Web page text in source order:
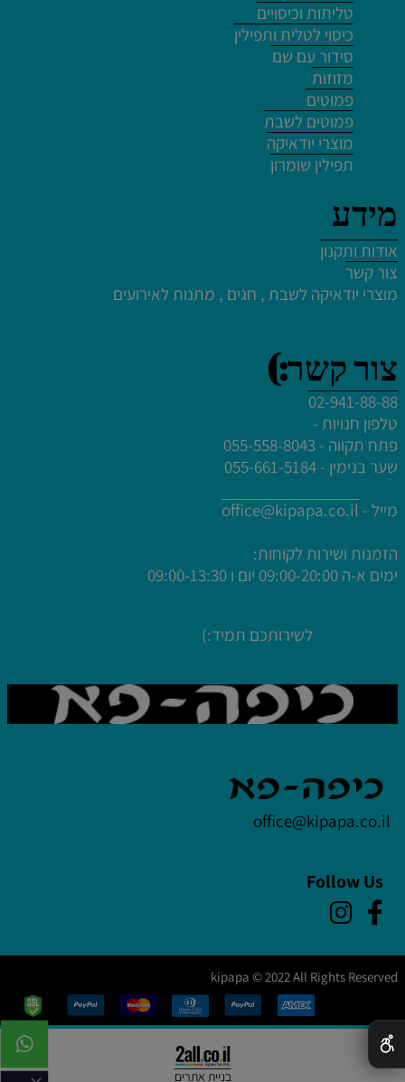
טליתות וכיסויים
כיסוי לטלית ותפילין
סידור עם שם
מזוזות
פמוטים
פמוטים לשבת
מוצרי יודאיקה
תפילין שומרון
מידע
אודות ותקנון
צור קשר
מוצרי יודאיקה לשבת , חגים , מתנות לאירועים
צור קשר:)
02-941-88-88
טלפון חנויות -
פתח תקווה - 055-558-8043
שער בנימין - 055-661-5184
מייל - office@kipapa.co.il
הזמנות ושירות לקוחות:
ימים א-ה 09:00-20:00 יום ו 09:00-13:30
לשירותכם תמיד:)
office@kipapa.co.il
Follow Us
kipapa © 2022 All Rights Reserved
בניית אתרים
לחץ פעמיים לעריכת הטקסט
לחץ כאן
לחץ פעמיים לעריכת הטקסט
לחץ פעמיים לעריכת הטקסט
לחץ פעמיים לעריכת הטקסט
לחץ פעמיים לעריכת הטקסט
לחץ פעמיים לעריכת הטקסט